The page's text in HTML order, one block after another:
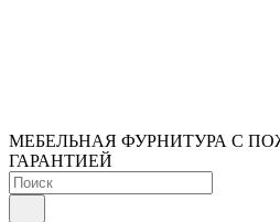
МЕБЕЛЬНАЯ ФУРНИТУРА С
ГАРАНТИЕЙ